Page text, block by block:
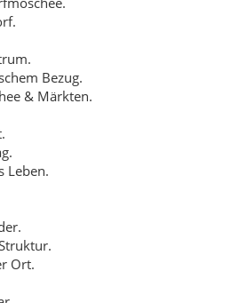
Ort.
Übergang.
Büyüktuzhisar.